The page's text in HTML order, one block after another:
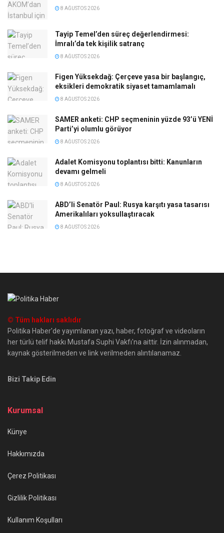
8 AĞUSTOS 2026
Tayip Temel’den süreç değerlendirmesi:
İmralı’da tek kişilik satranç
8 AĞUSTOS 2026
Figen Yüksekdağ: Çerçeve yasa bir başlangıç,
eksikleri demokratik siyaset tamamlamalı
8 AĞUSTOS 2026
SAMER anketi: CHP seçmeninin yüzde 93’ü YENİ
Parti’yi olumlu görüyor
8 AĞUSTOS 2026
Adalet Komisyonu toplantısı bitti: Kanunların
devamı gelmeli
8 AĞUSTOS 2026
ABD’li Senatör Paul: Rusya karşıtı yasa tasarısı
Amerikalıları yoksullaştıracak
8 AĞUSTOS 2026
© Tüm hakları saklıdır
Politika Haber'de yayımlanan yazı, haber, fotoğraf ve videoların
her türlü telif hakkı Mustafa Suphi Vakfı'na aittir. İzin alınmadan,
kaynak gösterilmeden ve link verilmeden alıntılanamaz.
Bizi Takip Edin
Kurumsal
Künye
Hakkımızda
Çerez Politikası
Gizlilik Politikası
Kullanım Koşulları